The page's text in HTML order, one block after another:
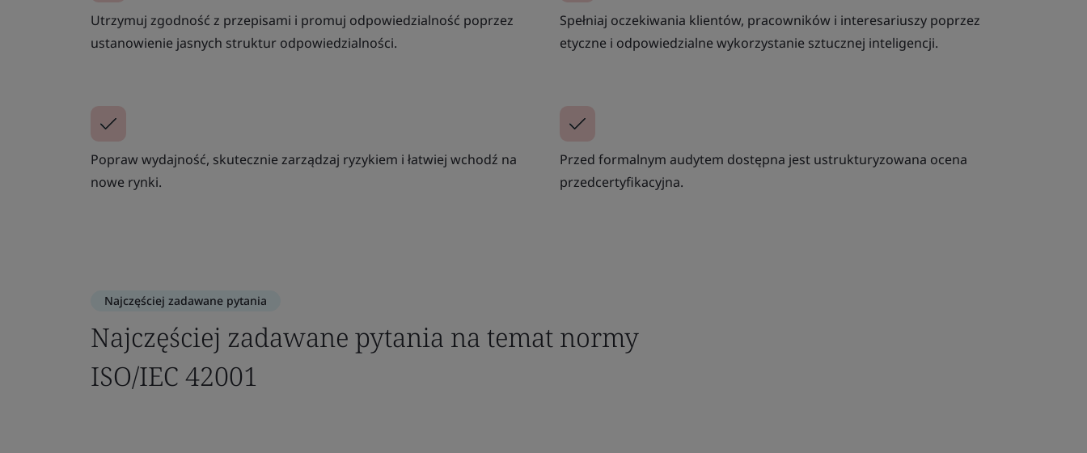
Utrzymuj zgodność z przepisami i promuj odpowiedzialność poprzez
ustanowienie jasnych struktur odpowiedzialności.
Spełniaj oczekiwania klientów, pracowników i interesariuszy poprzez
etyczne i odpowiedzialne wykorzystanie sztucznej inteligencji.
Popraw wydajność, skutecznie zarządzaj ryzykiem i łatwiej wchodź na
nowe rynki.
Przed formalnym audytem dostępna jest ustrukturyzowana ocena
przedcertyfikacyjna.
Najczęściej zadawane pytania
Najczęściej zadawane pytania na temat normy
ISO/IEC 42001